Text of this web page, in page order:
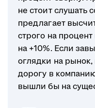
не стоит слушать
предлагает
строго на
на +10%. Если
оглядки на
дорогу в
вышли бы на